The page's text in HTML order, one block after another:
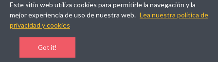
© 2026 EGGO DEL PONIENTE TEXTIL S.L. Desarrollado por
Este sitio web utiliza cookies para permitirle la navegación y la
mejor experiencia de uso de nuestra web. Lea nuestra política de
privacidad y cookies
Got it!